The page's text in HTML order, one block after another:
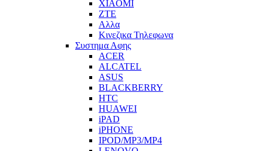
XIAOMI
ZTE
Αλλα
Κινεζικα Τηλεφωνα
Συστημα Αφης
ACER
ALCATEL
ASUS
BLACKBERRY
HTC
HUAWEI
iPAD
iPHONE
IPOD/MP3/MP4